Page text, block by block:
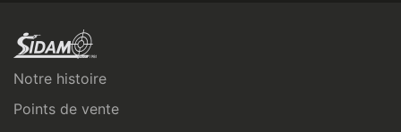
Notre histoire
Points de vente